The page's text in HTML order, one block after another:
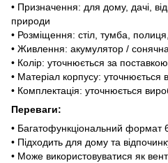
• Призначення: для дому, дачі,
природи
• Розміщення: стіл, тумба,
• Живлення: акумулятор /
• Колір: уточнюється за поставкою
• Матеріал корпусу: уточнюється
• Комплектація: уточнюється
Переваги:
• Багатофункціональний формат
• Підходить для дому та
• Може використовуватися як